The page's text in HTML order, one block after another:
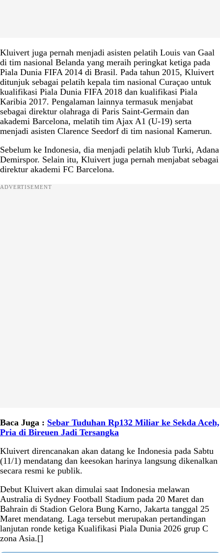
Kluivert juga pernah menjadi asisten pelatih Louis van Gaal
di tim nasional Belanda yang meraih peringkat ketiga pada
Piala Dunia FIFA 2014 di Brasil. Pada tahun 2015, Kluivert
ditunjuk sebagai pelatih kepala tim nasional Curaçao untuk
kualifikasi Piala Dunia FIFA 2018 dan kualifikasi Piala
Karibia 2017. Pengalaman lainnya termasuk menjabat
sebagai direktur olahraga di Paris Saint-Germain dan
akademi Barcelona, melatih tim Ajax A1 (U-19) serta
menjadi asisten Clarence Seedorf di tim nasional Kamerun.
Sebelum ke Indonesia, dia menjadi pelatih klub Turki, Adana
Demirspor. Selain itu, Kluivert juga pernah menjabat sebagai
direktur akademi FC Barcelona.
ADVERTISEMENT
Baca Juga : Sebar Tuduhan Rp132 Miliar ke Sekda Aceh,
Pria di Bireuen Jadi Tersangka
Kluivert direncanakan akan datang ke Indonesia pada Sabtu
(11/1) mendatang dan keesokan harinya langsung dikenalkan
secara resmi ke publik.
Debut Kluivert akan dimulai saat Indonesia melawan
Australia di Sydney Football Stadium pada 20 Maret dan
Bahrain di Stadion Gelora Bung Karno, Jakarta tanggal 25
Maret mendatang. Laga tersebut merupakan pertandingan
lanjutan ronde ketiga Kualifikasi Piala Dunia 2026 grup C
zona Asia.[]